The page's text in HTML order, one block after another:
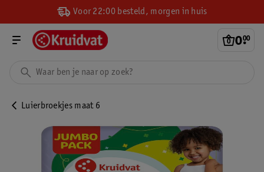
Voor 22:00 besteld, morgen in huis
0.
00
Luierbroekjes maat 6